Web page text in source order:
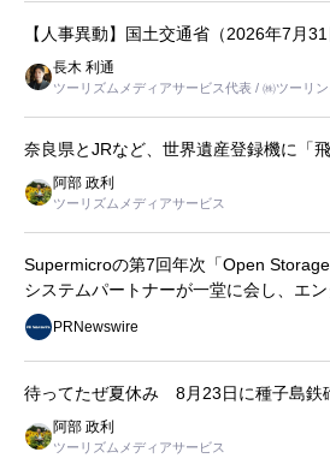
【人事異動】国土交通省（2026年7月
長木 利通
ツーリズムメディアサービス代表 / ㈱ツーリン
奈良県とJRなど、世界遺産登録機に「飛
阿部 政利
ツーリズムメディアサービス
Supermicroの第7回年次「Open
システムパートナーが一堂に会し、エン
導入に関する実践的なガイダンスを共有
PRNewswire
待ってたぜ夏休み 8月23日に種子島鉄
阿部 政利
ツーリズムメディアサービス